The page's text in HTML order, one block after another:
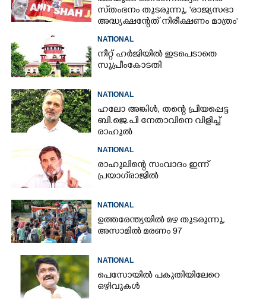
സ്‌തംഭനം തുടരുന്നു, 'രാജ്യസഭാ
അദ്ധ്യക്ഷന്റേത് നിരീക്ഷണം മാത്രം'
NATIONAL
നീറ്റ് ഹർജിയിൽ ഇടപെടാതെ
സുപ്രീംകോടതി
NATIONAL
ഹലോ അങ്കിൾ,​ തന്റെ പ്രിയപ്പെട്ട
ബി.ജെ.പി നേതാവിനെ വിളിച്ച്
രാഹുൽ
NATIONAL
രാഹുലിന്റെ സംവാദം ഇന്ന്
പ്രയാഗ്‌രാജിൽ
NATIONAL
ഉത്തരേന്ത്യയിൽ മഴ തുടരുന്നു,​
അസാമിൽ മരണം 97
NATIONAL
പെസോയിൽ പകുതിയിലേറെ
ഒഴിവുകൾ